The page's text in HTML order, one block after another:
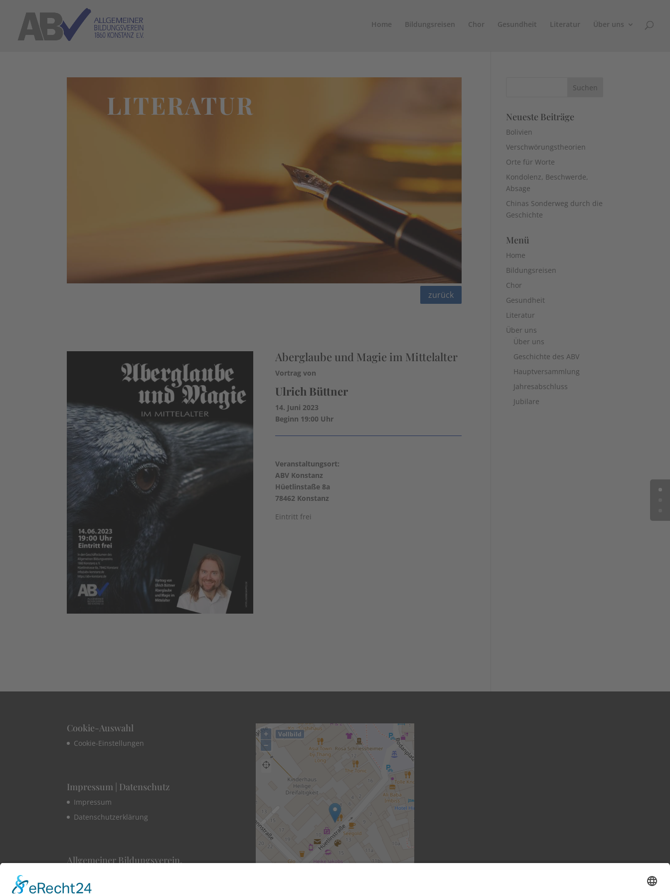
Home Bildungsreisen Chor Gesundheit Literatur Über uns
LITERATUR
zurück
Aberglaube und Magie im Mittelalter
Vortrag von
Ulrich Büttner
14. Juni 2023
Beginn 19:00 Uhr
Veranstaltungsort:
ABV Konstanz
Hüetlinstaße 8a
78462 Konstanz
Eintritt frei
Neueste Beiträge
Bolivien
Verschwörungstheorien
Orte für Worte
Kondolenz, Beschwerde,
Absage
Chinas Sonderweg durch die
Geschichte
Menü
Home
Bildungsreisen
Chor
Gesundheit
Literatur
Über uns
Über uns
Geschichte des ABV
Hauptversammlung
Jahresabschluss
Jubilare
Cookie-Auswahl
Cookie-Einstellungen
Impressum | Datenschutz
Impressum
Datenschutzerklärung
Allgemeiner Bildungsverein.
+
−
Vollbild